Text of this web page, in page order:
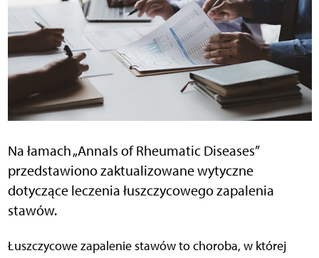
Na łamach „Annals of Rheumatic Diseases”
przedstawiono zaktualizowane wytyczne
dotyczące leczenia łuszczycowego zapalenia
stawów.
Łuszczycowe zapalenie stawów to choroba, w której